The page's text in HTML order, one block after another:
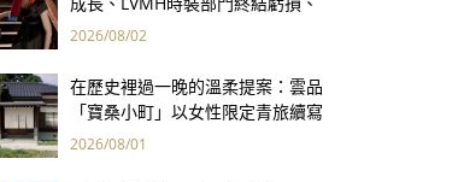
Kering轉型策略初現成效、Prada
2026/08/02
在歷史裡過一晚的溫柔提案：雲品
「寶桑小町」以女性限定青旅續寫
台東老屋記憶
2026/08/01